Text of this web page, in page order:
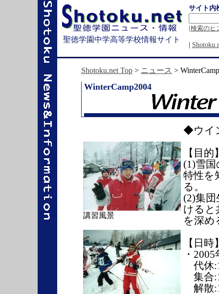
聖徳学園中学高等学校情報サイト
サイト内
[検索のヒ
|
Shotoku.net Top > ニュース >
WinterCamp2004
講習風景
◆ウイ
【目的
(1)雪
特性を
る。
(2)集
けると
を深め
【日時
・
代休
集合
解散